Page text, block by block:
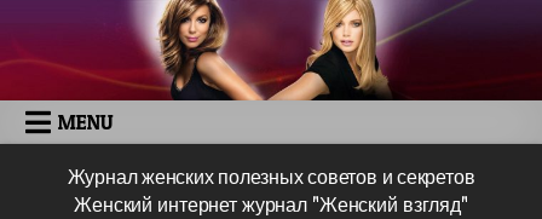
MENU
Журнал женских полезных советов и секретов
Женский интернет журнал "Женский взгляд"